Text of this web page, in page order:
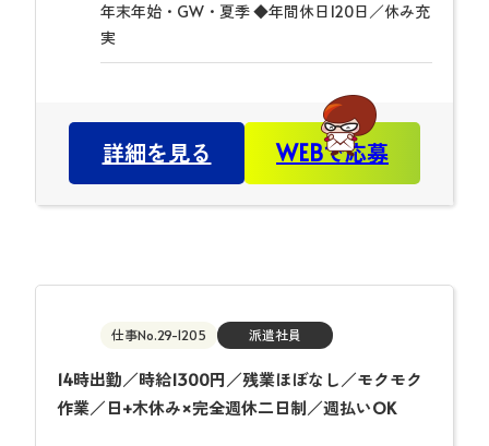
年末年始・GW・夏季 ◆年間休日120日／休み充
実
詳細を見る WEBで応募
仕事No.29-1205 派遣社員
14時出勤／時給1300円／残業ほぼなし／モクモク
作業／日+木休み×完全週休二日制／週払いOK